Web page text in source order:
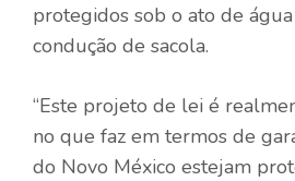
protegidos sob o ato de
condução de sacola.
“Este projeto de lei é
no que faz em termos de
do Novo México estejam